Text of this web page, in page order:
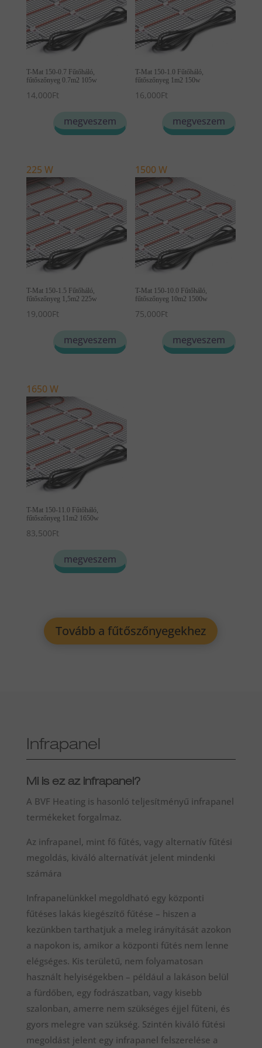
T-Mat 150-0.7 Fűtőháló,
fűtőszőnyeg 0.7m2 105w
14,000Ft
megveszem
T-Mat 150-1.0 Fűtőháló,
fűtőszőnyeg 1m2 150w
16,000Ft
megveszem
225 W
T-Mat 150-1.5 Fűtőháló,
fűtőszőnyeg 1,5m2 225w
19,000Ft
megveszem
1500 W
T-Mat 150-10.0 Fűtőháló,
fűtőszőnyeg 10m2 1500w
75,000Ft
megveszem
1650 W
T-Mat 150-11.0 Fűtőháló,
fűtőszőnyeg 11m2 1650w
83,500Ft
megveszem
Tovább a fűtőszőnyegekhez
Infrapanel
Mi is ez az infrapanel?
A BVF Heating is hasonló teljesítményű infrapanel
termékeket forgalmaz.
Az infrapanel, mint fő fűtés, vagy alternatív fűtési
megoldás, kiváló alternatívát jelent mindenki
számára
Infrapanelünkkel megoldható egy központi
fűtéses lakás kiegészítő fűtése – hiszen a
kezünkben tarthatjuk a meleg irányítását azokon
a napokon is, amikor a központi fűtés nem lenne
elégséges. Kis területű, nem folyamatosan
használt helyiségekben – például a lakáson belül
a fürdőben, egy fodrászatban, vagy kisebb
szalonban, amerre nem szükséges éjjel fűteni, és
gyors melegre van szükség. Szintén kiváló fűtési
megoldást jelent egy infrapanel felszerelése a